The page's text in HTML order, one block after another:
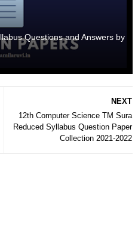
Questions and Answers by
NEXT
12th Computer Science TM Sura
Reduced Syllabus Question Paper
Collection 2021-2022